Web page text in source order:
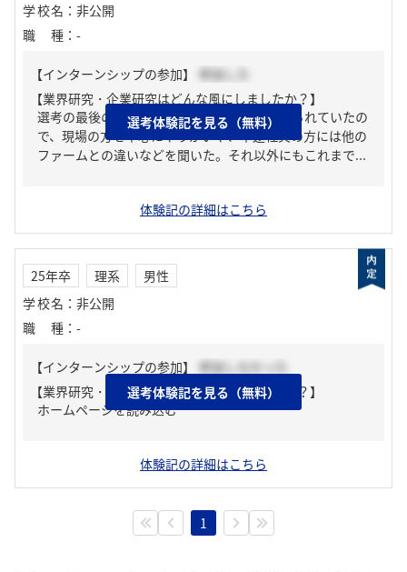
学校名 ： 非公開
職種 ： -
【インターンシップの参加】
参加した
【業界研究・企業研究はどんな風にしましたか？】
選考の最後の時間に逆質問の時間が必ず設けられていたの
で、現場の方を中心にやりがいや、中途社員の方には他の
ファームとの違いなどを聞いた。それ以外にもこれまで...
選考体験記を見る（無料）
体験記の詳細はこちら
25年卒 理系
男性
学校名 ： 非公開
職種 ： -
【インターンシップの参加】
参加しなかった
【業界研究・企業研究はどんな風にしましたか？】
ホームページを読み込む
選考体験記を見る（無料）
体験記の詳細はこちら
1